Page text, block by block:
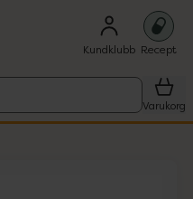
Kundklubb Recept
Varukorg